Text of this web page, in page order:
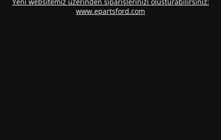
www.epartsford.com